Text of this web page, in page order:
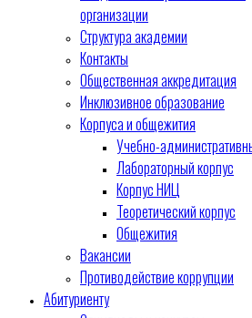
организации
Структура академии
Контакты
Общественная аккредитация
Инклюзивное образование
Корпуса и общежития
Учебно-
Лабораторный корпус
Корпус НИЦ
Теоретический корпус
Общежития
Вакансии
Противодействие коррупции
Абитуриенту